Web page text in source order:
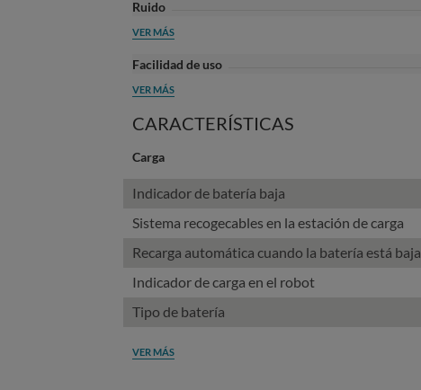
Ruido
VER MÁS
Facilidad de uso
VER MÁS
CARACTERÍSTICAS
Carga
Indicador de batería baja
Sistema recogecables en la estación de carga
Recarga automática cuando la batería está baja
Indicador de carga en el robot
Tipo de batería
VER MÁS